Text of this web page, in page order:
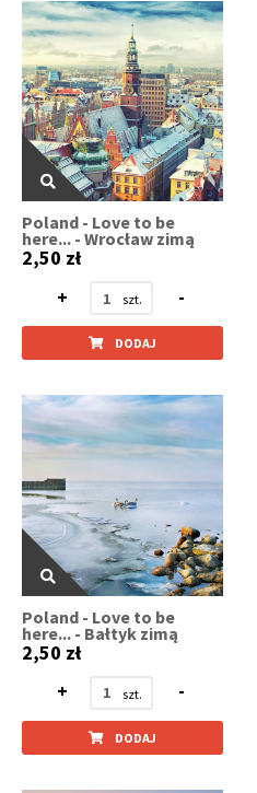
Poland - Love to be
here... - Wrocław zimą
2,50 zł
+
-
DODAJ
Poland - Love to be
here... - Bałtyk zimą
2,50 zł
+
-
DODAJ